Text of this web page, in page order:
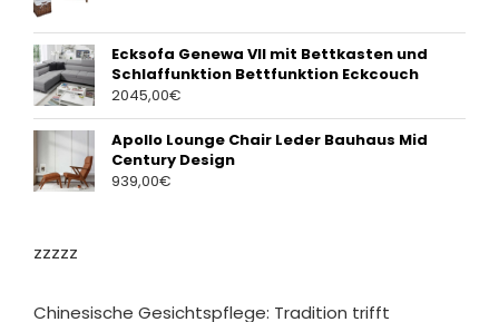
Ecksofa Genewa VII mit Bettkasten und
Schlaffunktion Bettfunktion Eckcouch
2045,00€
Apollo Lounge Chair Leder Bauhaus Mid
Century Design
939,00€
zzzzz
Chinesische Gesichtspflege: Tradition trifft